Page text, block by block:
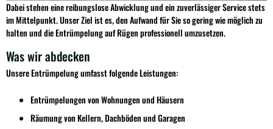
Dabei stehen eine reibungslose Abwicklung und ein zuverlässiger Service stets
im Mittelpunkt. Unser Ziel ist es, den Aufwand für Sie so gering wie möglich zu
halten und die Entrümpelung auf Rügen professionell umzusetzen.
Was wir abdecken
Unsere Entrümpelung umfasst folgende Leistungen:
Entrümpelungen von Wohnungen und Häusern
Räumung von Kellern, Dachböden und Garagen